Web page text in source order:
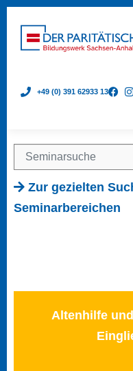
+49 (0) 391 62933 13
Zur gezielten
Seminarbereichen
Altenhilfe